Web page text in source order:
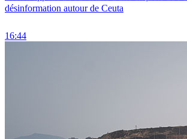
désinformation autour de Ceuta
16:44